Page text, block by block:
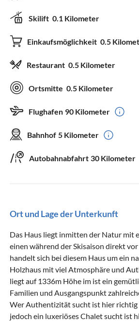
Skilift 0.1 Kilometer
Einkaufsmöglichkeit 0.5
Restaurant 0.5 Kilometer
Ortsmitte 0.5 Kilometer
Flughafen 90 Kilometer
Bahnhof 5 Kilometer
Autobahnabfahrt 30 Kilometer
Ort und Lage der Unterkunft
Das Haus liegt inmitten der Natur mit
einen während der Skisaison direkt
handelt sich bei diesem Haus um ein
Holzhaus mit viel Atmosphäre und
liegt auf 1336m Höhe im ist ein
Familien und Ausgangspunkt
Wer Authentizität sucht ist hier richtig
jedoch ein luxeriöses Chalet sucht ist